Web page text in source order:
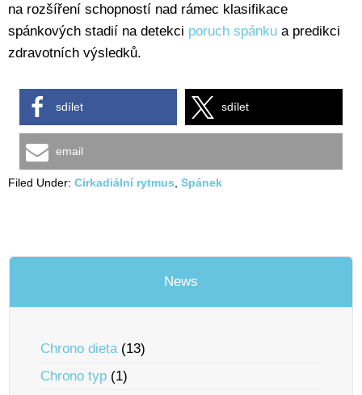
na rozšíření schopností nad rámec klasifikace
spánkových stadií na detekci poruch spánku a predikci
zdravotních výsledků.
sdílet sdílet
email
Filed Under: Cirkadiální rytmus Spánek
News
Chrono dieta(13)
Chrono typ (1)